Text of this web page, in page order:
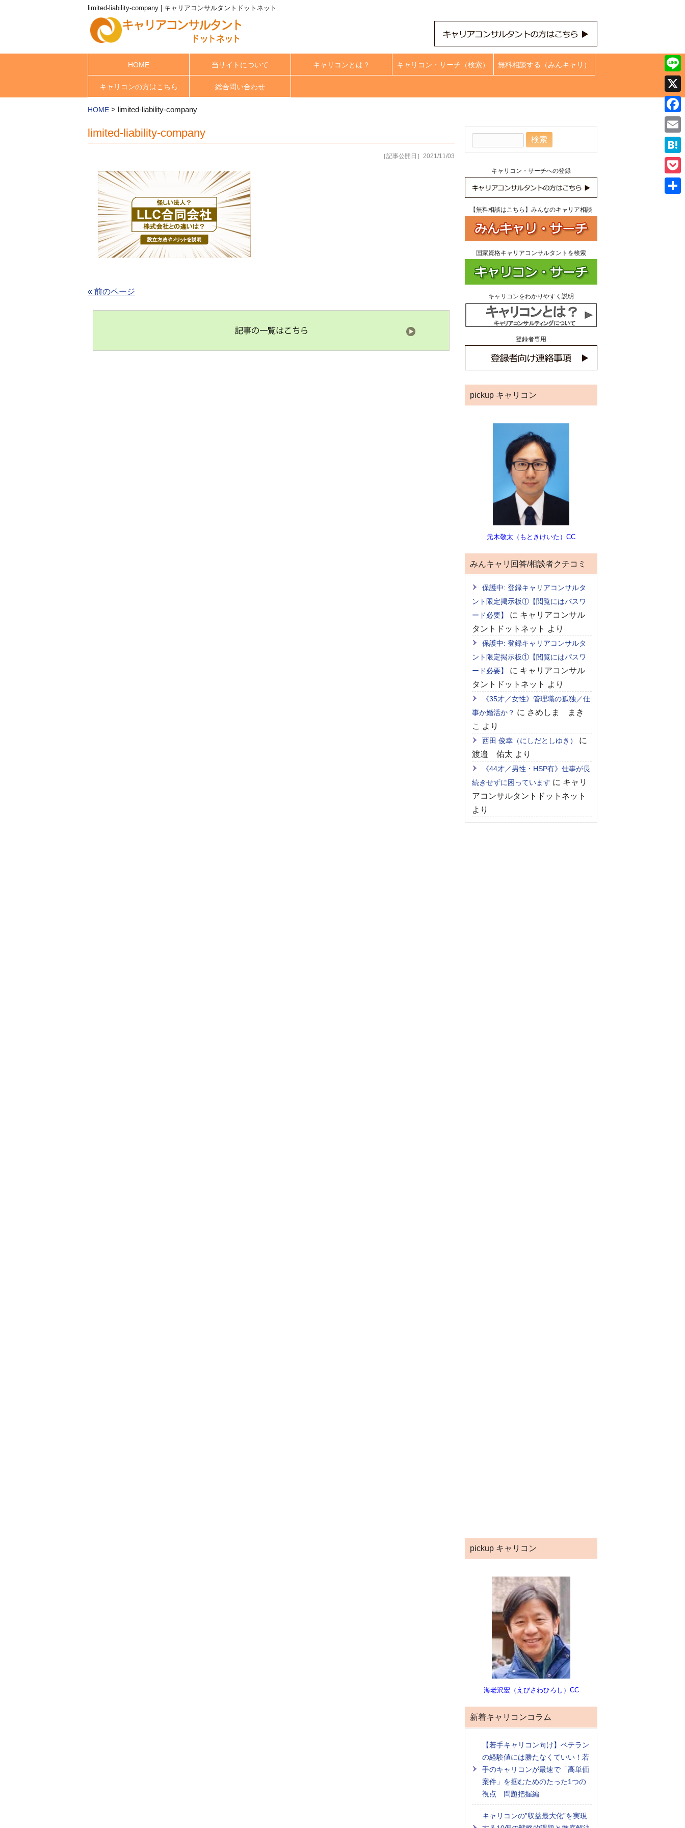
limited-liability-company | キャリアコンサルタントドットネット
HOME 当サイトについて キャリコンとは？ キャリコン・サーチ（検索） 無料相談する（みんキャリ）
キャリコンの方はこちら 総合問い合わせ
HOME > limited-liability-company
limited-liability-company
［記事公開日］2021/11/03
« 前のページ
キャリコン・サーチへの登録
【無料相談はこちら】みんなのキャリア相談
国家資格キャリアコンサルタントを検索
キャリコンをわかりやすく説明
登録者専用
pickup キャリコン
元木敬太（もときけいた）CC
みんキャリ回答/相談者クチコミ
保護中: 登録キャリアコンサルタ
ント限定掲示板①【閲覧にはパスワ
ード必要】
に キャリアコンサル
タントドットネット より
保護中: 登録キャリアコンサルタ
ント限定掲示板①【閲覧にはパスワ
ード必要】
に キャリアコンサル
タントドットネット より
《35才／女性》管理職の孤独／仕
事か婚活か？ に さめしま まき
こ より
西田 俊幸（にしだとしゆき）
に
渡邉 佑太 より
《44才／男性・HSP有》仕事が長
続きせずに困っています に キャリ
アコンサルタントドットネット
より
pickup キャリコン
海老沢宏（えびさわひろし）CC
新着キャリコンコラム
【若手キャリコン向け】ベテラン
の経験値には勝たなくていい！若
手のキャリコンが最速で「高単価
案件」を掴むためのたった1つの
視点 問題把握編
キャリコンの”収益最大化”を実現
Line
X
Email